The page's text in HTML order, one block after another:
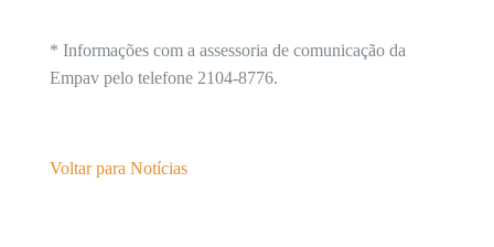
* Informações com a assessoria de comunicação da
Empav pelo telefone 2104-8776.
Voltar para Notícias